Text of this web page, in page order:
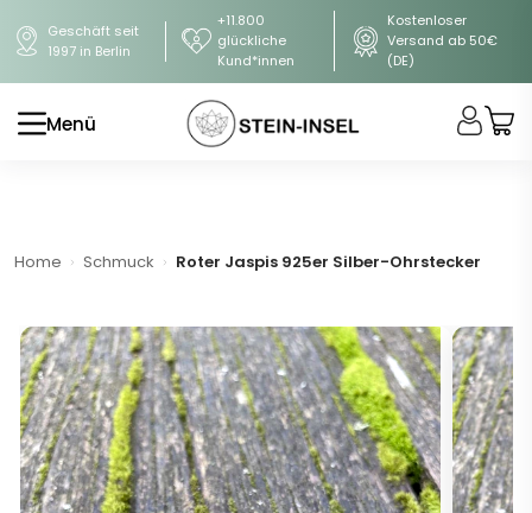
Geschäft seit
1997 in Berlin
+11.800
glückliche
Kund*innen
Kostenloser
Versand ab 50€
(DE)
Menü
Home Schmuck Roter Jaspis 925er Silber-Ohrstecker